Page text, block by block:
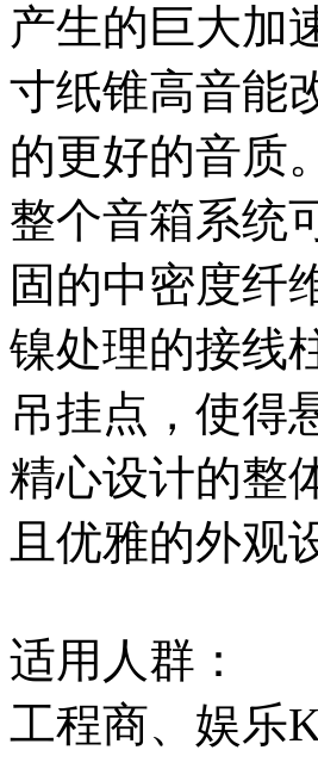
产生的巨大加
寸纸锥高音能
的更好的音质。
整个音箱系统
固的中密度纤
镍处理的接线
吊挂点，使得
精心设计的整
且优雅的外观
适用人群：
工程商、娱乐